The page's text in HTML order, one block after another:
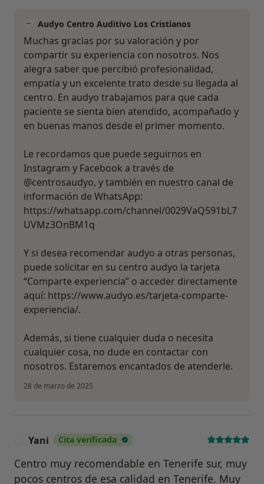
Audyo Centro Auditivo Los Cristianos
Muchas gracias por su valoración y por
compartir su experiencia con nosotros. Nos
alegra saber que percibió profesionalidad,
empatía y un excelente trato desde su llegada al
centro. En audyo trabajamos para que cada
paciente se sienta bien atendido, acompañado y
en buenas manos desde el primer momento.
Le recordamos que puede seguirnos en
Instagram y Facebook a través de
@centrosaudyo, y también en nuestro canal de
información de WhatsApp:
https://whatsapp.com/channel/0029VaQ591bL7
UVMz3OnBM1q
Y si desea recomendar audyo a otras personas,
puede solicitar en su centro audyo la tarjeta
“Comparte experiencia” o acceder directamente
aquí: https://www.audyo.es/tarjeta-comparte-
experiencia/.
Además, si tiene cualquier duda o necesita
cualquier cosa, no dude en contactar con
nosotros. Estaremos encantados de atenderle.
28 de marzo de 2025
Yani Cita verificada
Centro muy recomendable en Tenerife sur, muy
pocos centros de esa calidad en Tenerife. Muy